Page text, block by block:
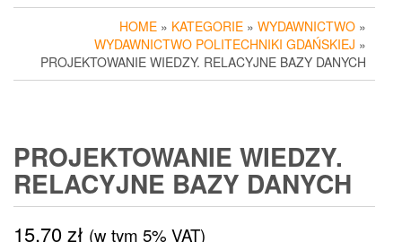
HOME » KATEGORIE » WYDAWNICTWO »
WYDAWNICTWO POLITECHNIKI GDAŃSKIEJ »
PROJEKTOWANIE WIEDZY. RELACYJNE BAZY DANYCH
PROJEKTOWANIE WIEDZY.
RELACYJNE BAZY DANYCH
15,70zł (w tym 5% VAT)